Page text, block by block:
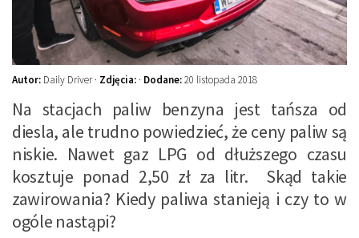
Autor: Daily Driver · Zdjęcia: · Dodane:20 listopada 2018
Na stacjach paliw benzyna jest tańsza od
diesla, ale trudno powiedzieć, że ceny paliw są
niskie. Nawet gaz LPG od dłuższego czasu
kosztuje ponad 2,50 zł za litr. Skąd takie
zawirowania? Kiedy paliwa stanieją i czy to w
ogóle nastąpi?